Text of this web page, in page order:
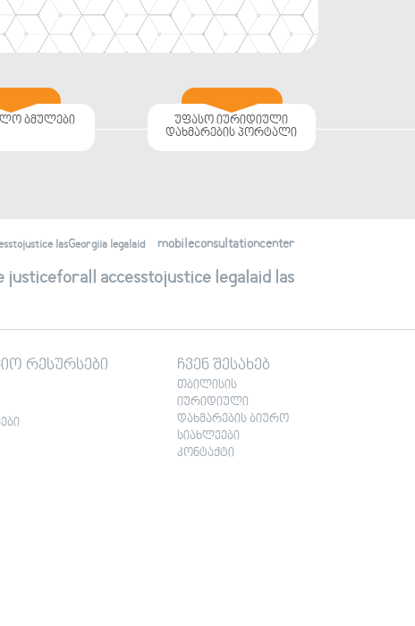
ბმულები
უფასო იურიდიული
დახმარების პორტალი
lasGeorgiia legalaid mobileconsultationcenter
accesstojustice legalaid las
რესურსები ჩვენ შესახებ
თბილისის
იურიდიული
დახმარების ბიურო
სიახლეები
კონტაქტი